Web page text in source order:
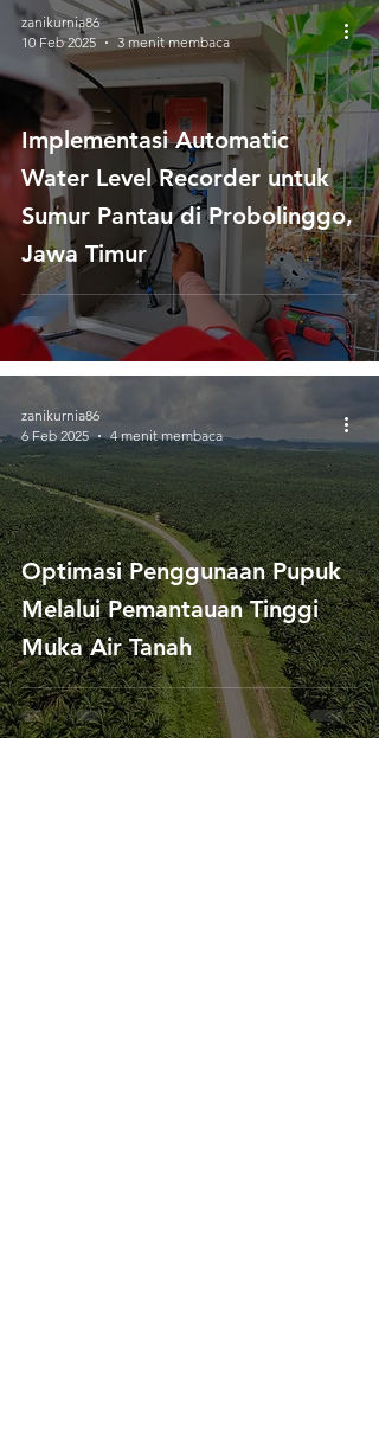
Implementasi Automatic
Water Level Recorder untuk
Sumur Pantau di Probolinggo,
Jawa Timur
zanikurnia86
10 Feb 2025
3 menit membaca
Optimasi Penggunaan Pupuk
Melalui Pemantauan Tinggi
Muka Air Tanah
zanikurnia86
6 Feb 2025
4 menit membaca